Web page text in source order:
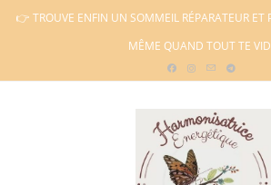
Skip👉 TROUVE ENFIN UN SOMMEIL RÉPARATEUR ET
MÊME QUAND TOUT TE